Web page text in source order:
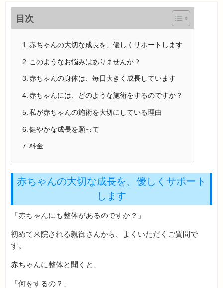
目次
赤ちゃんの大切な成長を、優しくサポートします
このようなお悩みはありませんか？
赤ちゃんの身体は、毎日大きく成長しています
赤ちゃんには、どのような施術をするのですか？
私が赤ちゃんの施術を大切にしている理由
健やかな成長を願って
料金
赤ちゃんの大切な成長を、優しくサポート
します
「赤ちゃんにも整体があるのですか？」
初めて来院される親御さんから、よくいただくご質問で
す。
赤ちゃんに整体と聞くと、
「何をするの？」